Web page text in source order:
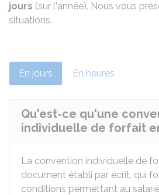
jours (sur l'année). Nous vous
situations.
En jours En heures
Qu'est-ce qu'une
individuelle de forfait
La convention individuelle de
document établi par écrit, qui
conditions permettant au